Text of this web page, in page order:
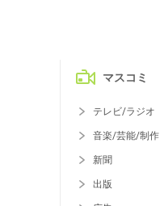
マスコミ
テレビ/ラジオ
音楽/芸能/制作
新聞
出版